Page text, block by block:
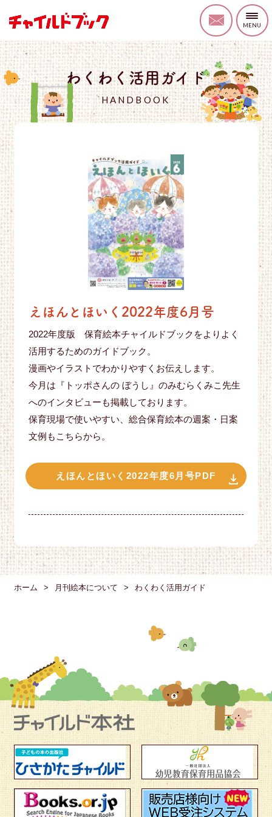
わくわく活用ガイド
HANDBOOK
えほんとほいく2022年度6月号
2022年度版 保育絵本チャイルドブックをよりよく
活用するためのガイドブック。
漫画やイラストでわかりやすくお伝えします。
今月は『トッポさんの ぼうし』のみむらくみこ先生
へのインタビューも掲載しております。
保育現場で使いやすい、総合保育絵本の週案・日案
文例もこちらから。
えほんとほいく2022年度6月号PDF
ホーム 月刊絵本について わくわく活用ガイド